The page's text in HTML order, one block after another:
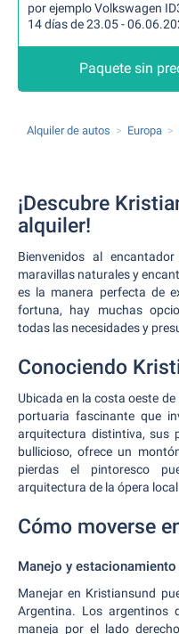
por ejemplo Volkswagen
14 días de 23.05 -
Paquete sin
Alquiler de autos Europa
¡Descubre
alquiler!
Bienvenidos al
maravillas naturales y
es la manera perfecta de
fortuna, hay muchas
todas las necesidades y
Conociendo
Ubicada en la costa oeste
portuaria fascinante que
arquitectura distintiva, sus
bullicioso, ofrece un
pierdas el pintoresco
arquitectura de la ópera local.
Cómo moverse
Manejo y
Manejar en Kristiansund
Argentina. Los argentinos
maneja por el lado